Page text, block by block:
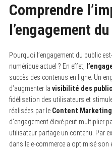
Comprendre
l’engagement
Pourquoi l’engagement du public
numérique actuel ? En effet,
succès des contenus en ligne. Un
d’augmenter la visibilité des
fidélisation des utilisateurs et
réalisées par le Content
d’engagement élevé peut multiplier
utilisateur partage un contenu. Par
dans le e-commerce a optimisé son